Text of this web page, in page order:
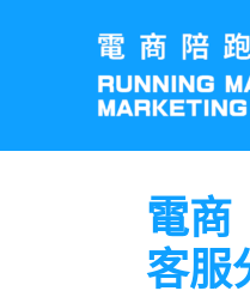
內
電商
客服